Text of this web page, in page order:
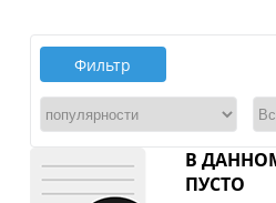
Фильтр
В
ПУСТО